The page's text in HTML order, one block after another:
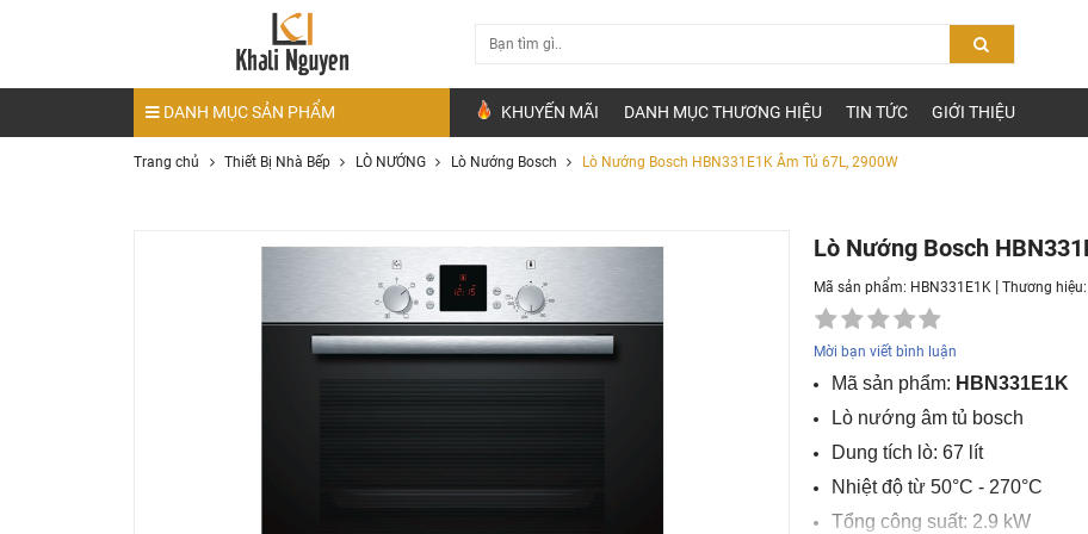
DANH MỤC SẢN PHẨM KHUYẾN MÃI DANH MỤC THƯƠNG HIỆU TIN TỨC GIỚI THIỆU
Trang chủ Thiết Bị Nhà Bếp LÒ NƯỚNG Lò Nướng Bosch Lò Nướng Bosch HBN331E1K Âm Tủ 67L, 2900W
Lò Nướng Bosch
Mã sản phẩm: HBN331E1K |Thương hiệu:
Mời bạn viết bình luận
Mã sản phẩm: HBN331E1K
Lò nướng âm tủ bosch
Dung tích lò: 67 lít
Nhiệt độ từ 50°C - 270°C
Tổng công suất: 2.9 kW